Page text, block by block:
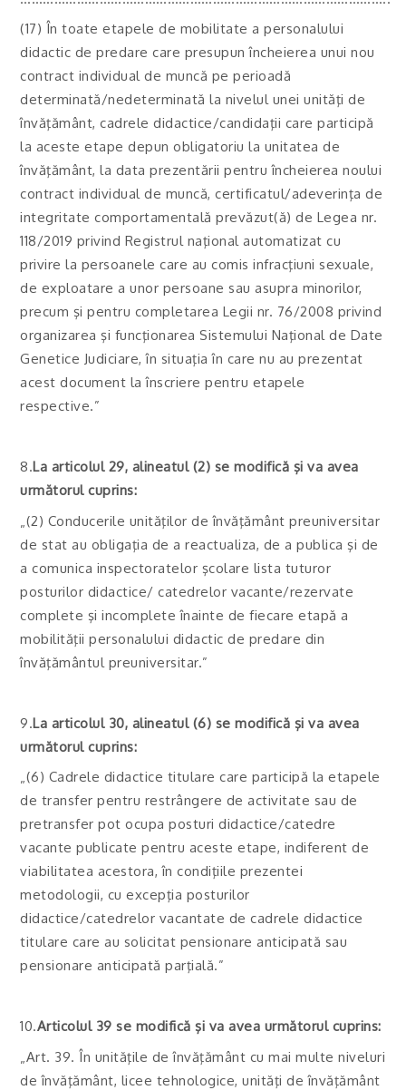
(17) În toate etapele de mobilitate a personalului
didactic de predare care presupun încheierea unui nou
contract individual de muncă pe perioadă
determinată/nedeterminată la nivelul unei unităţi de
învăţământ, cadrele didactice/candidaţii care participă
la aceste etape depun obligatoriu la unitatea de
învăţământ, la data prezentării pentru încheierea noului
contract individual de muncă, certificatul/adeverinţa de
integritate comportamentală prevăzut(ă) de Legea nr.
118/2019 privind Registrul naţional automatizat cu
privire la persoanele care au comis infracţiuni sexuale,
de exploatare a unor persoane sau asupra minorilor,
precum şi pentru completarea Legii nr. 76/2008 privind
organizarea şi funcţionarea Sistemului Naţional de Date
Genetice Judiciare, în situaţia în care nu au prezentat
acest document la înscriere pentru etapele
respective.”
8.La articolul 29, alineatul (2) se modifică şi va avea
următorul cuprins:
„(2) Conducerile unităţilor de învăţământ preuniversitar
de stat au obligaţia de a reactualiza, de a publica şi de
a comunica inspectoratelor şcolare lista tuturor
posturilor didactice/ catedrelor vacante/rezervate
complete şi incomplete înainte de fiecare etapă a
mobilităţii personalului didactic de predare din
învăţământul preuniversitar.”
9.La articolul 30, alineatul (6) se modifică şi va avea
următorul cuprins:
„(6) Cadrele didactice titulare care participă la etapele
de transfer pentru restrângere de activitate sau de
pretransfer pot ocupa posturi didactice/catedre
vacante publicate pentru aceste etape, indiferent de
viabilitatea acestora, în condiţiile prezentei
metodologii, cu excepţia posturilor
didactice/catedrelor vacantate de cadrele didactice
titulare care au solicitat pensionare anticipată sau
pensionare anticipată parţială.”
10.Articolul 39 se modifică şi va avea următorul cuprins:
„Art. 39. În unităţile de învăţământ cu mai multe niveluri
de învăţământ, licee tehnologice, unităţi de învăţământ